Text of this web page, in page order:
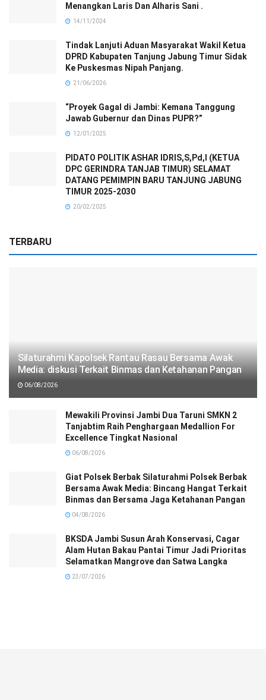
Menangkan Laris Dan Alharis Sani .
14/11/2024
Tindak Lanjuti Aduan Masyarakat Wakil Ketua
DPRD Kabupaten Tanjung Jabung Timur Sidak
Ke Puskesmas Nipah Panjang.
21/06/2026
“Proyek Gagal di Jambi: Kemana Tanggung
Jawab Gubernur dan Dinas PUPR?”
12/01/2025
PIDATO POLITIK ASHAR IDRIS,S,Pd,I (KETUA
DPC GERINDRA TANJAB TIMUR) SELAMAT
DATANG PEMIMPIN BARU TANJUNG JABUNG
TIMUR 2025-2030
20/02/2025
TERBARU
Silaturahmi Kapolsek Rantau Rasau Bersama Awak
Media: diskusi Terkait Binmas dan Ketahanan Pangan
06/08/2026
Mewakili Provinsi Jambi Dua Taruni SMKN 2
Tanjabtim Raih Penghargaan Medallion For
Excellence Tingkat Nasional
06/08/2026
Giat Polsek Berbak Silaturahmi Polsek Berbak
Bersama Awak Media: Bincang Hangat Terkait
Binmas dan Bersama Jaga Ketahanan Pangan
04/08/2026
BKSDA Jambi Susun Arah Konservasi, Cagar
Alam Hutan Bakau Pantai Timur Jadi Prioritas
Selamatkan Mangrove dan Satwa Langka
23/07/2026